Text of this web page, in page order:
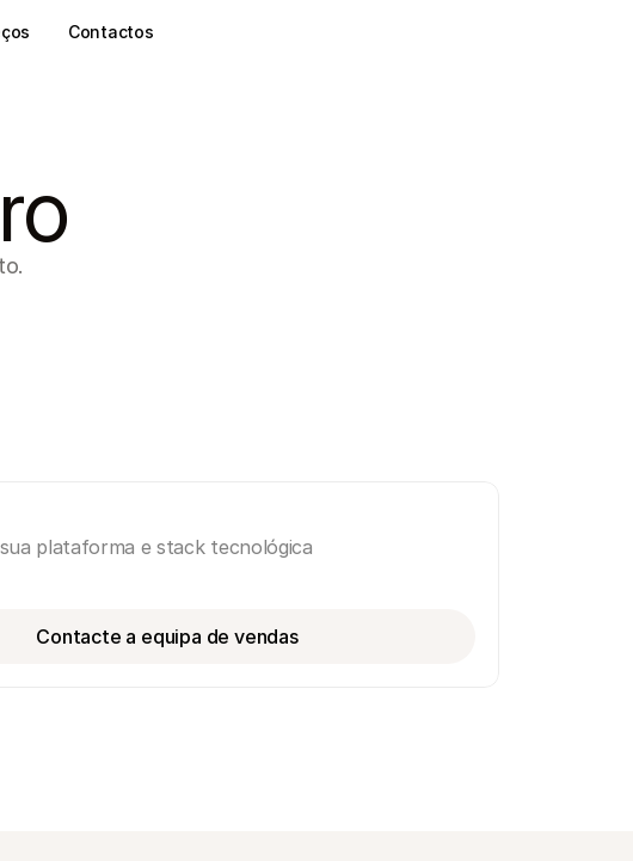
plataforma e stack tecnológica
Contacte a equipa de vendas
Contactos